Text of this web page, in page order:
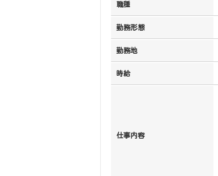
職種
勤務形態
勤務地
時給
仕事内容